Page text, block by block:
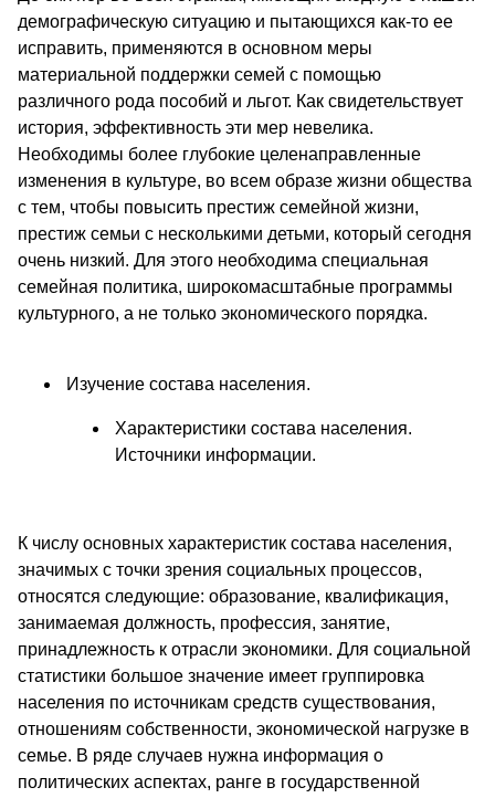
демографическую ситуацию и пытающихся как-то ее
исправить, применяются в основном меры
материальной поддержки семей с помощью
различного рода пособий и льгот. Как свидетельствует
история, эффективность эти мер невелика.
Необходимы более глубокие целенаправленные
изменения в культуре, во всем образе жизни общества
с тем, чтобы повысить престиж семейной жизни,
престиж семьи с несколькими детьми, который сегодня
очень низкий. Для этого необходима специальная
семейная политика, широкомасштабные программы
культурного, а не только экономического порядка.
Изучение состава населения.
Характеристики состава населения.
Источники информации.
К числу основных характеристик состава населения,
значимых с точки зрения социальных процессов,
относятся следующие: образование, квалификация,
занимаемая должность, профессия, занятие,
принадлежность к отрасли экономики. Для социальной
статистики большое значение имеет группировка
населения по источникам средств существования,
отношениям собственности, экономической нагрузке в
семье. В ряде случаев нужна информация о
политических аспектах, ранге в государственной